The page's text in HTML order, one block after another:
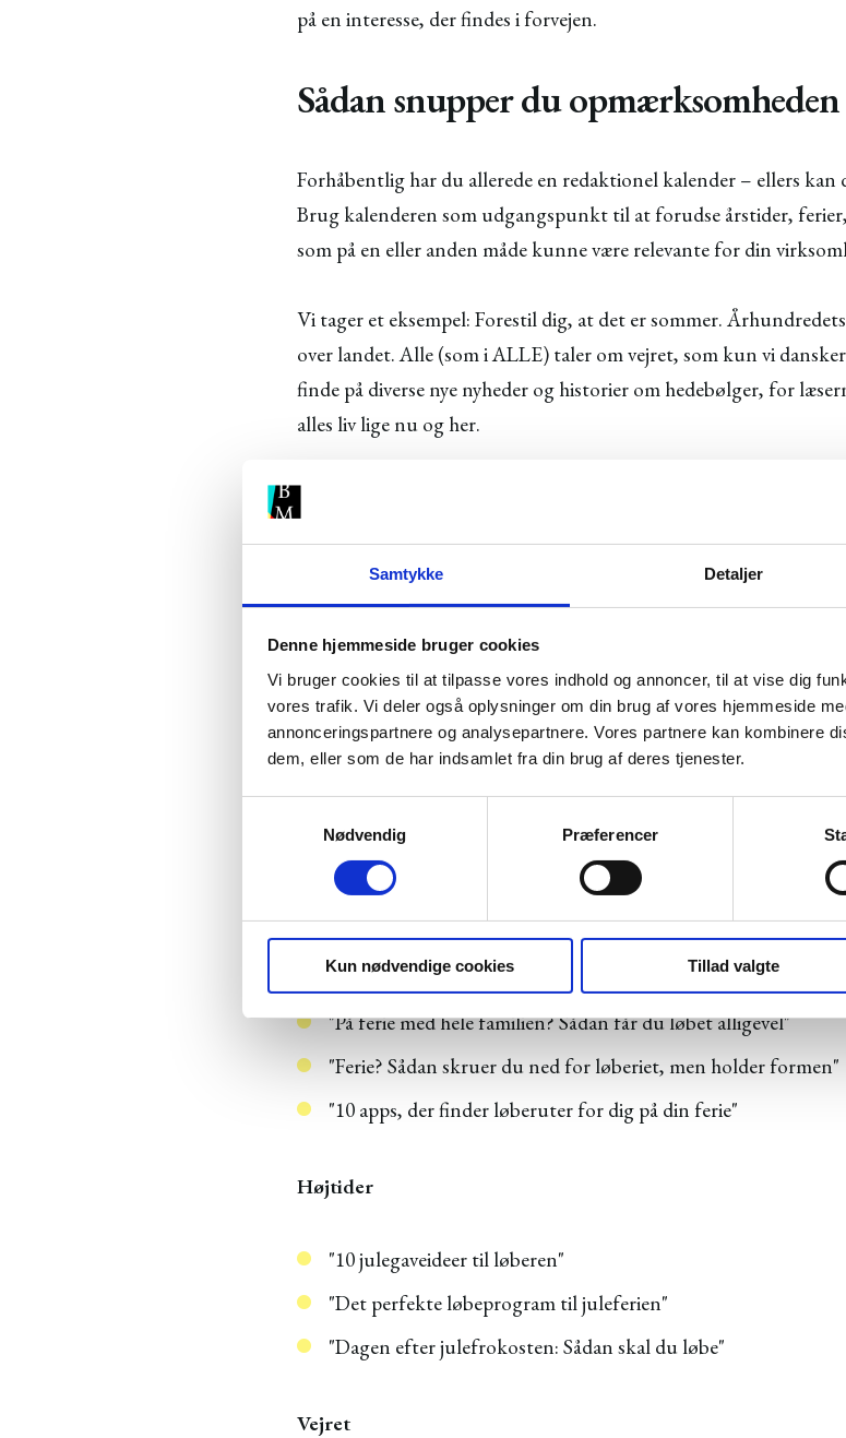
Samtykke Detaljer
Denne hjemmeside bruger cookies
Vi bruger cookies til at tilpasse vores indhold og annoncer, til at vise dig
vores trafik. Vi deler også oplysninger om din brug af vores hjemmeside
annonceringspartnere og analysepartnere. Vores partnere kan kombinere
dem, eller som de har indsamlet fra din brug af deres tjenester.
v
Nødvendig Præferencer
Kun nødvendige cookies Tillad valgte
på en interesse, der findes i forvejen.
Sådan snupper du opmærksomheden
Forhåbentlig har du allerede en redaktionel kalender – ellers kan
Brug kalenderen som udgangspunkt til at forudse årstider,
som på en eller anden måde kunne være relevante for din
Vi tager et eksempel: Forestil dig, at det er sommer.
over landet. Alle (som i ALLE) taler om vejret, som kun vi
finde på diverse nye nyheder og historier om hedebølger, for
alles liv lige nu og her.
Hvorfor ikke forsøge at snuppe noget af al denne
Forestil dig så også, at du har en webshop, der sælger løbesko.
begivenheder igennem, vi nævnte helt i starten, for at finde ideer
blog:
Årstider
"10 smukke løberuter i efteråret"
Ferier
"På ferie med hele familien? Sådan får du løbet alligevel"
"Ferie? Sådan skruer du ned for løberiet, men holder formen"
"10 apps, der finder løberuter for dig på din ferie"
Højtider
"10 julegaveideer til løberen"
"Det perfekte løbeprogram til juleferien"
"Dagen efter julefrokosten: Sådan skal du løbe"
Vejret